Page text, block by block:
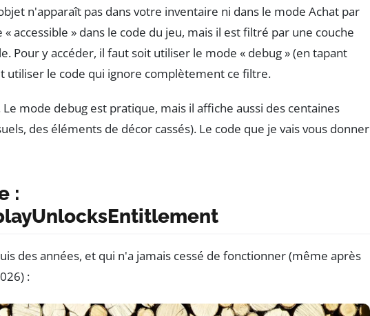
n'apparaît pas dans votre inventaire ni dans le mode Achat par
accessible » dans le code du jeu, mais il est filtré par une couche
Pour y accéder, il faut soit utiliser le mode « debug » (en tapant
utiliser le code qui ignore complètement ce filtre.
mode debug est pratique, mais il affiche aussi des centaines
des éléments de décor cassés). Le code que je vais vous donner
:
des années, et qui n'a jamais cessé de fonctionner (même après
: